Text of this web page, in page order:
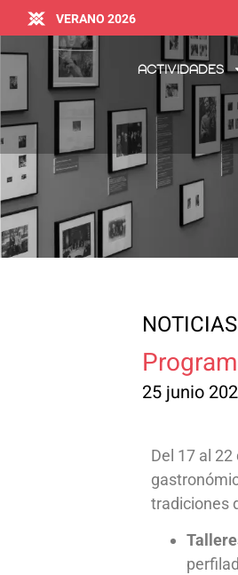
VERANO 2026
Actividades
NOTICIAS
25 junio
Del 17 al
tradiciones